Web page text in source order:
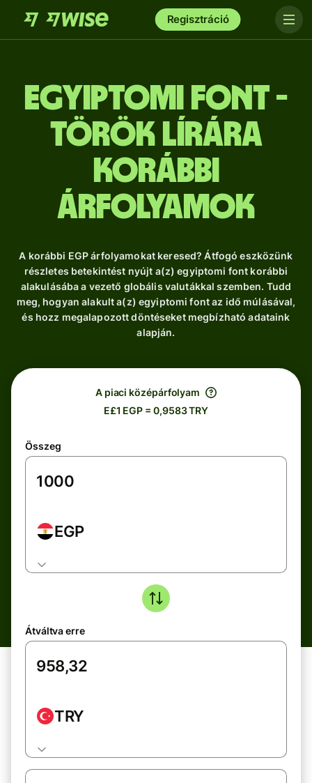
Regisztráció
egyiptomi font -
török lírára
Korábbi
árfolyamok
A korábbi EGP árfolyamokat keresed? Átfogó eszközünk
részletes betekintést nyújt a(z) egyiptomi font korábbi
alakulásába a vezető globális valutákkal szemben. Tudd
meg, hogyan alakult a(z) egyiptomi font az idő múlásával,
és hozz megalapozott döntéseket megbízható adataink
alapján.
A piaci középárfolyam
E£1 EGP = 0,9583 TRY
Összeg
EGP
Átváltva erre
TRY